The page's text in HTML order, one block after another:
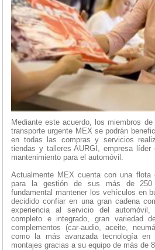
Mediante este acuerdo, los miembros
transporte urgente MEX se podrán
en todas las compras y servicios
tiendas y talleres AURGI, empresa
mantenimiento para el automóvil.
Actualmente MEX cuenta con una
para la gestión de sus más de
fundamental mantener los vehículos en
decidido confiar en una gran cadena
experiencia al servicio del
completo e integrado, gran variedad
complementos (car-audio, aceite,
como la más avanzada tecnología en
montajes gracias a su equipo de más de